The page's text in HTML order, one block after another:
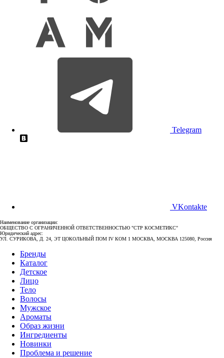
Telegram
VKontakte
Наименование организации:
ОБЩЕСТВО С ОГРАНИЧЕННОЙ ОТВЕТСТВЕННОСТЬЮ "СТР КОСМЕТИКС"
Юридический адрес:
УЛ. СУРИКОВА, Д. 24, ЭТ ЦОКОЛЬНЫЙ ПОМ IV КОМ 1 МОСКВА, МОСКВА 125080, Россия
Бренды
Каталог
Детское
Лицо
Тело
Волосы
Мужское
Ароматы
Образ жизни
Ингредиенты
Новинки
Проблема и решение